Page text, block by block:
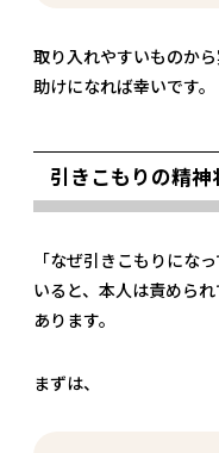
取り入れやすいものか
助けになれば幸いです。
引きこもりの精
「なぜ引きこもりにな
いると、本人は責めら
あります。
まずは、